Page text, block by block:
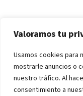
Valoramos tu
Usamos cookies para
mostrarle anuncios o
nuestro tráfico. Al
consentimiento a